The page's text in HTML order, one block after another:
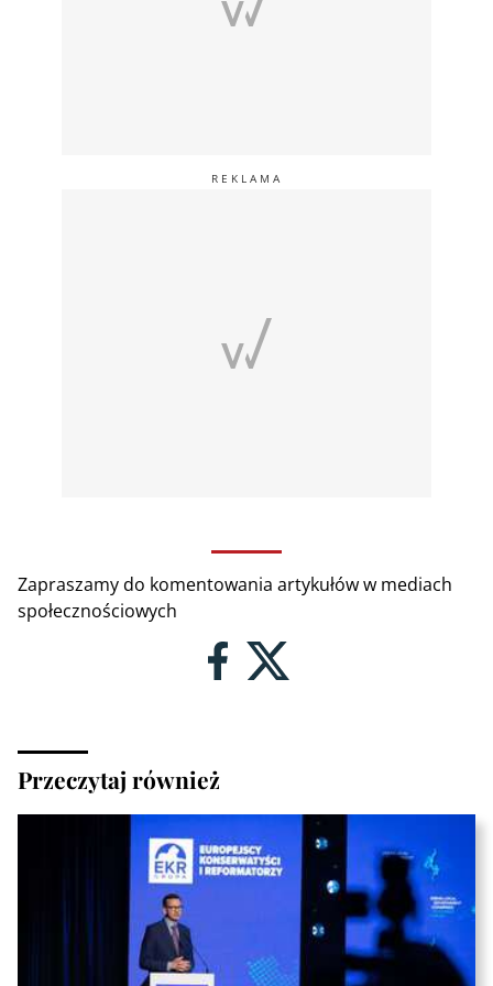
Zapraszamy do komentowania artykułów w mediach
społecznościowych
Przeczytaj również